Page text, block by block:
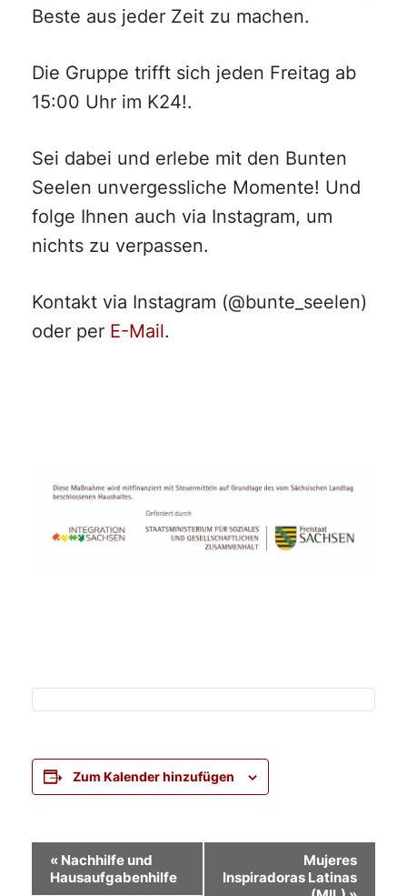
Beste aus jeder Zeit zu machen.
Die Gruppe trifft sich jeden Freitag ab
15:00 Uhr im K24!.
Sei dabei und erlebe mit den Bunten
Seelen unvergessliche Momente! Und
folge Ihnen auch via Instagram, um
nichts zu verpassen.
Kontakt via Instagram (@bunte_seelen)
oder per E-Mail.
Zum Kalender hinzufügen
Veranstaltung-
Navigation
« Nachhilfe und
Hausaufgabenhilfe
Mujeres
Inspiradoras Latinas